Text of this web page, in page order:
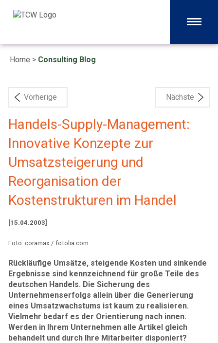
Home > Consulting Blog
Vorherige Nächste
Handels-Supply-Management:
Innovative Konzepte zur
Umsatzsteigerung und
Reorganisation der
Kostenstrukturen im Handel
[15.04.2003]
Foto: coramax / fotolia.com
Rückläufige Umsätze, steigende Kosten und sinkende
Ergebnisse sind kennzeichnend für große Teile des
deutschen Handels. Die Sicherung des
Unternehmenserfolgs allein über die Generierung
eines Umsatzwachstums ist kaum zu realisieren.
Vielmehr bedarf es der Orientierung nach innen.
Werden in Ihrem Unternehmen alle Artikel gleich
behandelt und durch Ihre Mitarbeiter disponiert?